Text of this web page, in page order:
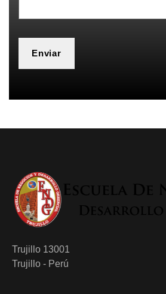
Trujillo 13001
Trujillo - Perú